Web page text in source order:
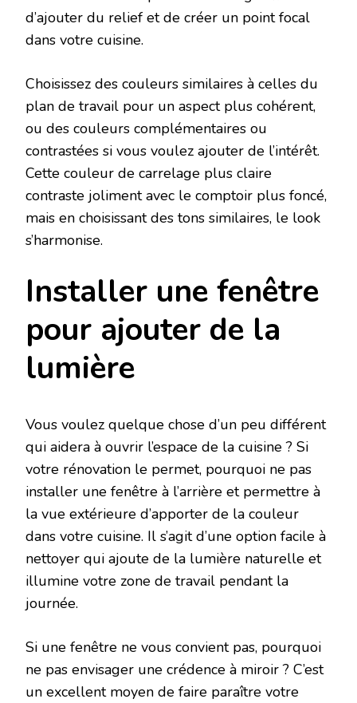
d’ajouter du relief et de créer un point focal
dans votre cuisine.
Choisissez des couleurs similaires à celles du
plan de travail pour un aspect plus cohérent,
ou des couleurs complémentaires ou
contrastées si vous voulez ajouter de l’intérêt.
Cette couleur de carrelage plus claire
contraste joliment avec le comptoir plus foncé,
mais en choisissant des tons similaires, le look
s’harmonise.
Installer une fenêtre
pour ajouter de la
lumière
Vous voulez quelque chose d’un peu différent
qui aidera à ouvrir l’espace de la cuisine ? Si
votre rénovation le permet, pourquoi ne pas
installer une fenêtre à l’arrière et permettre à
la vue extérieure d’apporter de la couleur
dans votre cuisine. Il s’agit d’une option facile à
nettoyer qui ajoute de la lumière naturelle et
illumine votre zone de travail pendant la
journée.
Si une fenêtre ne vous convient pas, pourquoi
ne pas envisager une crédence à miroir ? C’est
un excellent moyen de faire paraître votre